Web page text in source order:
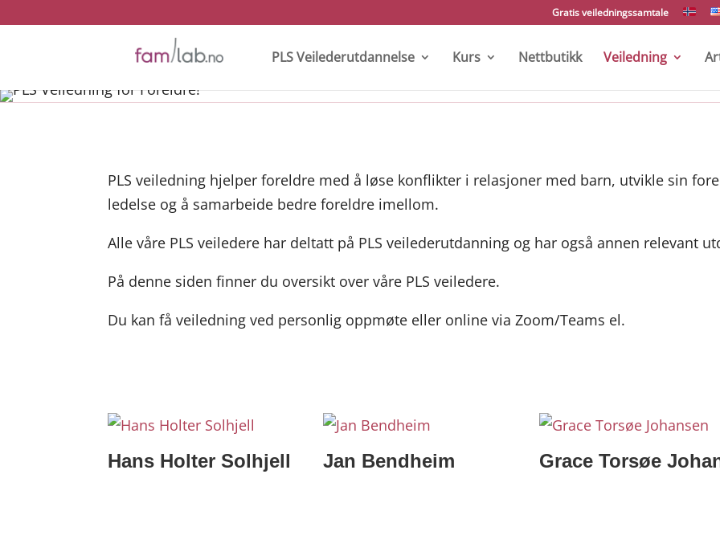
Gratis veiledningssamtale
PLS Veilederutdannelse Kurs Nettbutikk Veiledning
PLS veiledning hjelper foreldre med å løse konflikter i relasjoner med barn, utvikle sin
ledelse og å samarbeide bedre foreldre imellom.
Alle våre PLS veiledere har deltatt på PLS veilederutdanning og har også annen relevant
På denne siden finner du oversikt over våre PLS veiledere.
Du kan få veiledning ved personlig oppmøte eller online via Zoom/Teams el.
Hans Holter Solhjell Jan Bendheim Grace Torsøe